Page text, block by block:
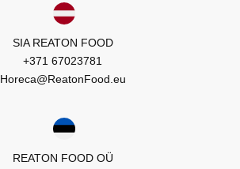
SIA REATON FOOD
+371 67023781
Horeca@ReatonFood.eu
REATON FOOD OÜ